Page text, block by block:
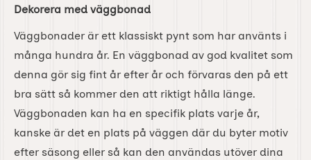
Dekorera med väggbonad
Väggbonader är ett klassiskt pynt som har använts i
många hundra år. En väggbonad av god kvalitet som
denna gör sig fint år efter år och förvaras den på ett
bra sätt så kommer den att riktigt hålla länge.
Väggbonaden kan ha en specifik plats varje år,
kanske är det en plats på väggen där du byter motiv
efter säsong eller så kan den användas utöver dina